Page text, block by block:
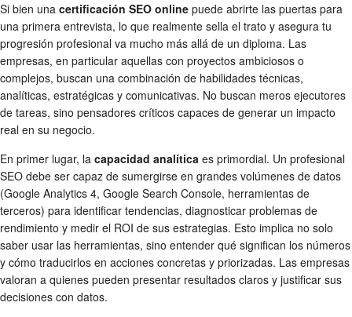
Si bien una certificación SEO online puede abrirte las puertas para
una primera entrevista, lo que realmente sella el trato y asegura tu
progresión profesional va mucho más allá de un diploma. Las
empresas, en particular aquellas con proyectos ambiciosos o
complejos, buscan una combinación de habilidades técnicas,
analíticas, estratégicas y comunicativas. No buscan meros ejecutores
de tareas, sino pensadores críticos capaces de generar un impacto
real en su negocio.
En primer lugar, la capacidad analítica es primordial. Un profesional
SEO debe ser capaz de sumergirse en grandes volúmenes de datos
(Google Analytics 4, Google Search Console, herramientas de
terceros) para identificar tendencias, diagnosticar problemas de
rendimiento y medir el ROI de sus estrategias. Esto implica no solo
saber usar las herramientas, sino entender qué significan los números
y cómo traducirlos en acciones concretas y priorizadas. Las empresas
valoran a quienes pueden presentar resultados claros y justificar sus
decisiones con datos.